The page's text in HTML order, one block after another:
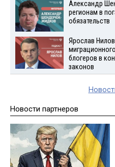
Александр
регионам в
обязательств
Ярослав
блогеров в
законов
Новости партнеров